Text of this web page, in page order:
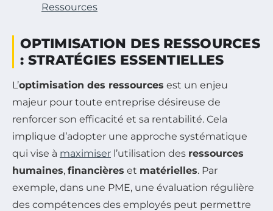
Ressources
OPTIMISATION DES RESSOURCES
: STRATÉGIES ESSENTIELLES
L’optimisation des ressources est un enjeu
majeur pour toute entreprise désireuse de
renforcer son efficacité et sa rentabilité. Cela
implique d’adopter une approche systématique
qui vise à maximiser l’utilisation des ressources
humaines, financières et matérielles. Par
exemple, dans une PME, une évaluation régulière
des compétences des employés peut permettre